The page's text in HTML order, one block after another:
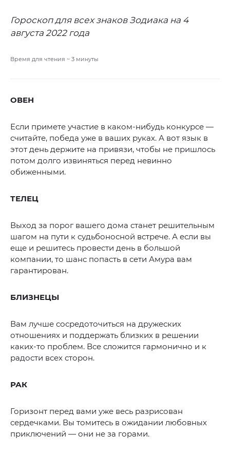
Гороскоп для всех знаков Зодиака на 4
августа 2022 года
Время для чтения ~ 3 минуты
ОВЕН
Если примете участие в каком-нибудь конкурсе —
считайте, победа уже в ваших руках. А вот язык в
этот день держите на привязи, чтобы не пришлось
потом долго извиняться перед невинно
обиженными.
ТЕЛЕЦ
Выход за порог вашего дома станет решительным
шагом на пути к судьбоносной встрече. А если вы
еще и решитесь провести день в большой
компании, то шанс попасть в сети Амура вам
гарантирован.
БЛИЗНЕЦЫ
Вам лучше сосредоточиться на дружеских
отношениях и поддержать близких в решении
каких-то проблем. Все сложится гармонично и к
радости всех сторон.
РАК
Горизонт перед вами уже весь разрисован
сердечками. Вы томитесь в ожидании любовных
приключений — они не за горами.